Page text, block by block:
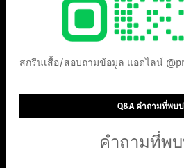
สกรีนเสื้อ/สอบถามข้อมูล แอดไลน์
Q&A คำถามที่พบ
คำถามที่พ